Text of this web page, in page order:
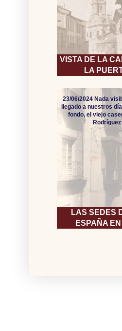
VISTA DE LA
LA
LAS SEDES
ESPAÑA
23/06/2024 Nada
llegado a nuestros
fondo, el viejo
Rodríguez